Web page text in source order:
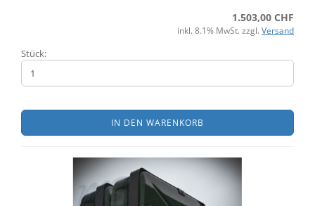
1.503,00 CHF
inkl. 8.1% MwSt. zzgl. Versand
Stück:
IN DEN WARENKORB